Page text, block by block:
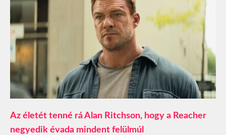
Az életét tenné rá Alan Ritchson, hogy a Reacher
negyedik évada mindent felülmúl